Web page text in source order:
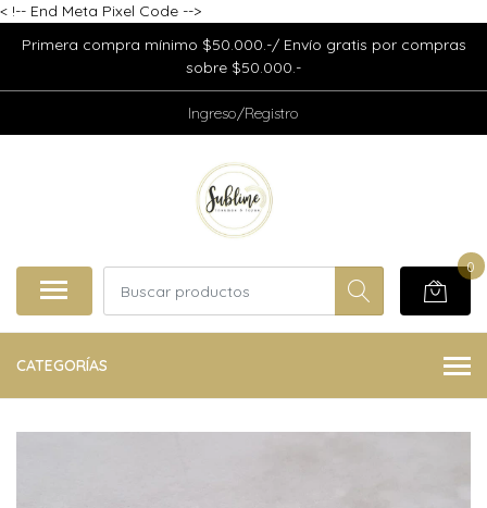
< !-- End Meta Pixel Code -->
Primera compra mínimo $50.000.-/ Envío gratis por compras
sobre $50.000.-
Ingreso/Registro
0
CATEGORÍAS